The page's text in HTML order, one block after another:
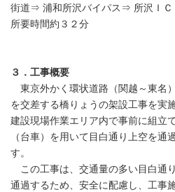
街道⇒ 浦和所沢バイパス⇒ 所沢ＩＣ
所要時間約３２分
３．工事概要
東京外かく環状道路（関越～東名
を交差する橋りょうの架設工事を実
建設現場作業エリア内で事前に組立
（台車）を用いて目白通り上空を通
す。
この工事は、交通量の多い目白通
通過するため、安全に配慮し、工事